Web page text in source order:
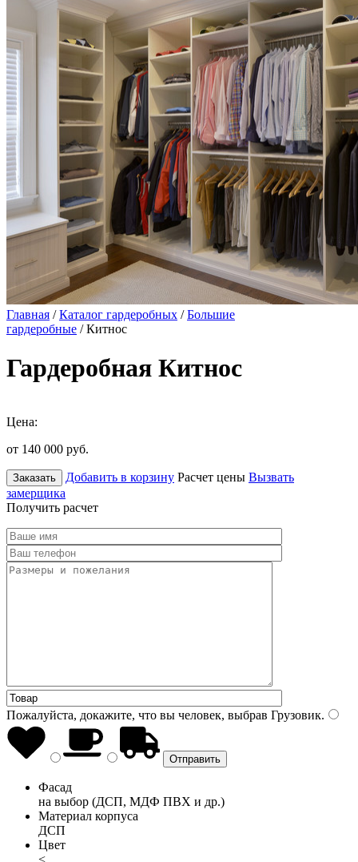
Главная /Каталог гардеробных /Большие
гардеробные / Китнос
Гардеробная Китнос
Цена:
от 140 000 руб.
Заказать Добавить в корзину Расчет цены Вызвать
замерщика
Получить расчет
Пожалуйста, докажите, что вы человек, выбрав Грузовик.
Фасад
на выбор (ДСП, МДФ ПВХ и др.)
Материал корпуса
ДСП
Цвет
<